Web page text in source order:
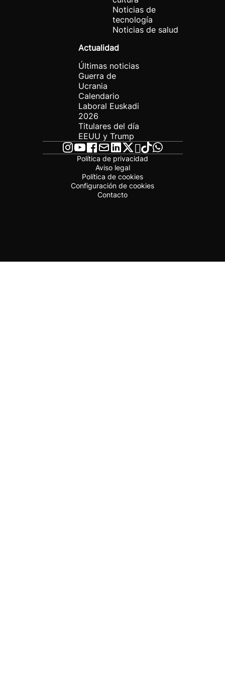
Noticias de
tecnología
Noticias de salud
Actualidad
Últimas noticias
Guerra de
Ucrania
Calendario
Laboral Euskadi
2026
Titulares del día
EEUU y Trump
Política de privacidad
Aviso legal
Política de cookies
Configuración de cookies
Contacto